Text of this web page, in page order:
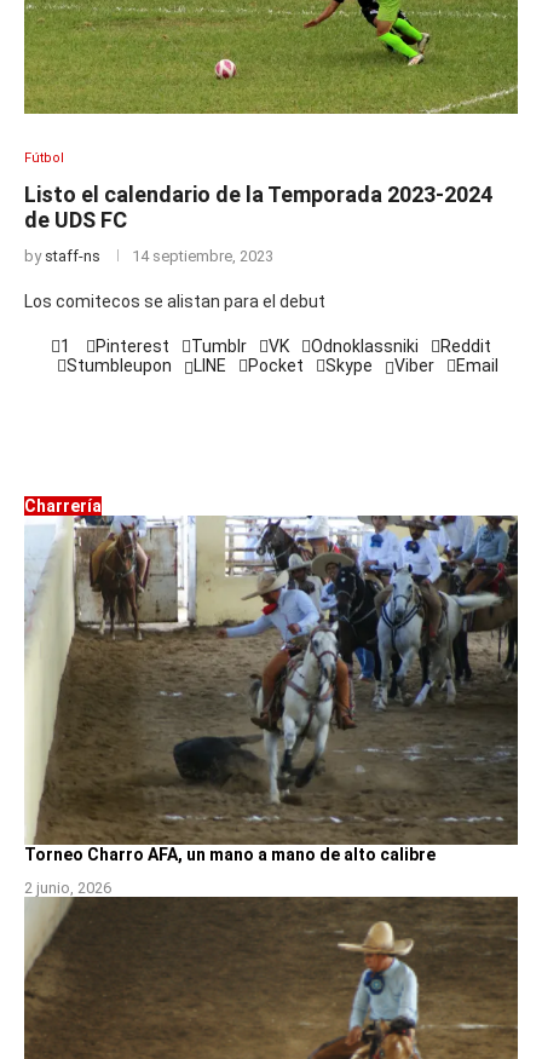
Fútbol
Listo el calendario de la Temporada 2023-2024
de UDS FC
by staff-ns 14 septiembre, 2023
Los comitecos se alistan para el debut
1 Pinterest Tumblr VK Odnoklassniki
Reddit
Stumbleupon
LINE Pocket Skype Viber Email
Charrería
Torneo Charro AFA, un mano a mano de alto calibre
2 junio, 2026